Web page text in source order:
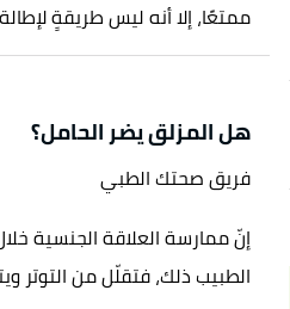
ممتعًا، إلا أنه ليس طريقةٍ
هل المزلق يضر الحامل؟
فريق صحتك الطبي
إنّ ممارسة العلاقة الجنسية
الطبيب ذلك، فتقلّل من التوتر